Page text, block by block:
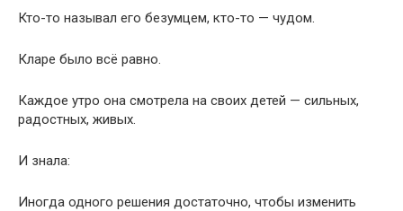
Кто-то называл его безумцем, кто-то — чудом.
Кларе было всё равно.
Каждое утро она смотрела на своих детей — сильных,
радостных, живых.
И знала:
Иногда одного решения достаточно, чтобы изменить